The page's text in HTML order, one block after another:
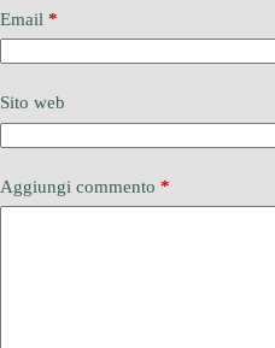
Email *
Sito web
Aggiungi commento *